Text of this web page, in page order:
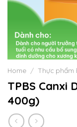
Home / Thực phẩm
TPBS Canxi
400g)